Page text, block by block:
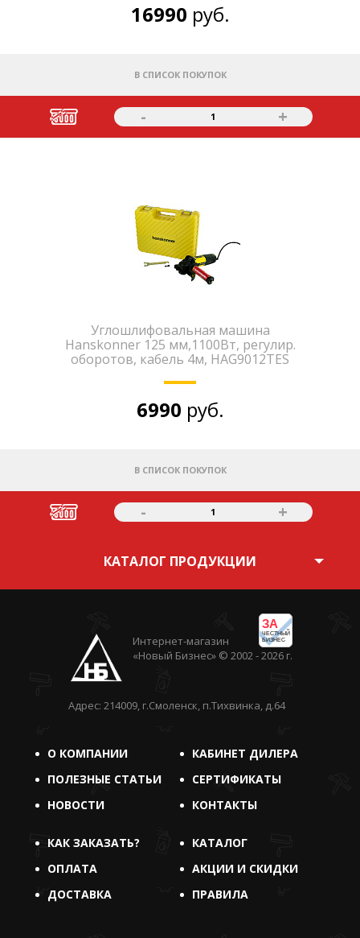
16990 руб.
В СПИСОК ПОКУПОК
- 1 +
Углошлифовальная машина
Hanskonner 125 мм,1100Вт, регулир.
оборотов, кабель 4м, HAG9012TES
6990 руб.
В СПИСОК ПОКУПОК
- 1 +
КАТАЛОГ ПРОДУКЦИИ
ЗА
ЧЕСТНЫЙ
БИЗНЕС
Интернет-магазин
«Новый Бизнес» © 2002 - 2026 г.
Адрес: 214009, г.Смоленск, п.Тихвинка, д.64
О КОМПАНИИ
КАБИНЕТ ДИЛЕРА
ПОЛЕЗНЫЕ СТАТЬИ
СЕРТИФИКАТЫ
НОВОСТИ
КОНТАКТЫ
КАК ЗАКАЗАТЬ?
КАТАЛОГ
ОПЛАТА
АКЦИИ И СКИДКИ
ДОСТАВКА
ПРАВИЛА